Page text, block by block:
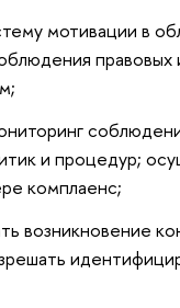
мотивации в
правовых
и процедур;
комплаенс;
возникновение